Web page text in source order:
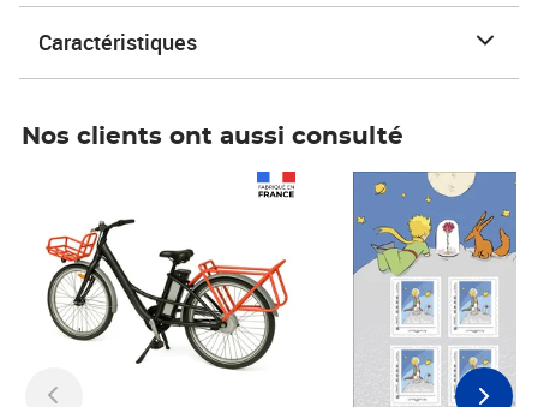
Caractéristiques
Nos clients ont aussi consulté
Prix 7,50€